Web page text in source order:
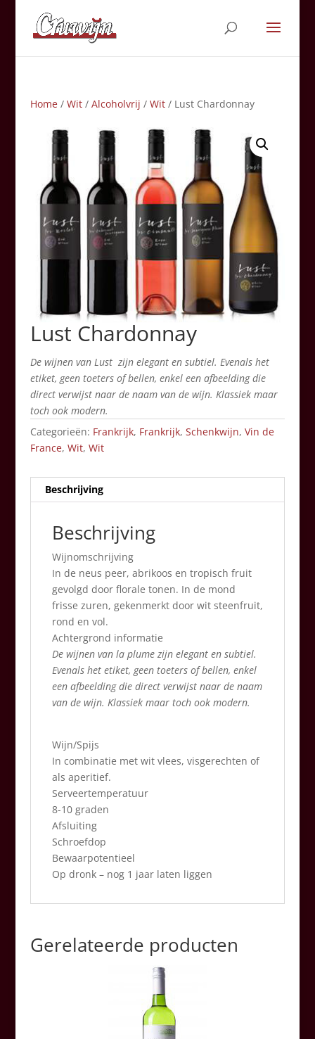
Home/ Wit/ Alcoholvrij / Wit/ Lust Chardonnay
Lust Chardonnay
De wijnen van Lust zijn elegant en subtiel. Evenals het
etiket, geen toeters of bellen, enkel een afbeelding die
direct verwijst naar de naam van de wijn. Klassiek maar
toch ook modern.
Categorieën: Frankrijk, Frankrijk, Schenkwijn, Vin de
France, Wit, Wit
Beschrijving
Beschrijving
Wijnomschrijving
In de neus peer, abrikoos en tropisch fruit
gevolgd door florale tonen. In de mond
frisse zuren, gekenmerkt door wit steenfruit,
rond en vol.
Achtergrond informatie
De wijnen van la plume zijn elegant en subtiel.
Evenals het etiket, geen toeters of bellen, enkel
een afbeelding die direct verwijst naar de naam
van de wijn. Klassiek maar toch ook modern.
Wijn/Spijs
In combinatie met wit vlees, visgerechten of
als aperitief.
Serveertemperatuur
8-10 graden
Afsluiting
Schroefdop
Bewaarpotentieel
Op dronk – nog 1 jaar laten liggen
Gerelateerde producten